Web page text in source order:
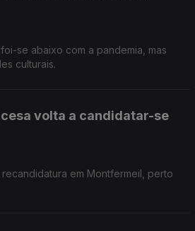
se abaixo com a pandemia, mas
culturais.
volta a candidatar-se
em Montfermeil, perto